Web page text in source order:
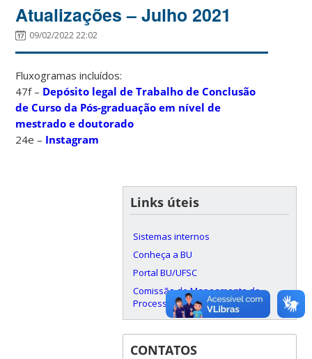
Atualizações – Julho 2021
09/02/2022 22:02
Fluxogramas incluídos:
47f – Depósito legal de Trabalho de Conclusão
de Curso da Pós-graduação em nível de
mestrado e doutorado
24e – Instagram
Links úteis
Sistemas internos
Conheça a BU
Portal BU/UFSC
Comissão de Mapeamento de
Processos
CONTATOS